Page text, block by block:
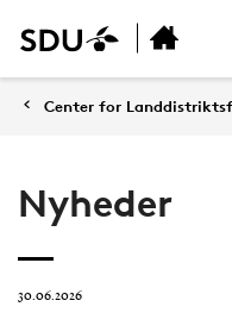
Center for
Nyheder
30.06.2026